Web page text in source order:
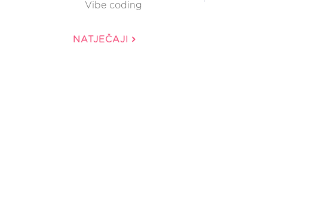
Vibe coding
NATJEČAJI